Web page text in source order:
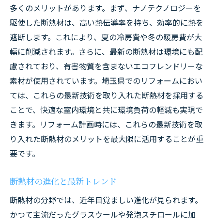
多くのメリットがあります。まず、ナノテクノロジーを
駆使した断熱材は、高い熱伝導率を持ち、効率的に熱を
遮断します。これにより、夏の冷房費や冬の暖房費が大
幅に削減されます。さらに、最新の断熱材は環境にも配
慮されており、有害物質を含まないエコフレンドリーな
素材が使用されています。埼玉県でのリフォームにおい
ては、これらの最新技術を取り入れた断熱材を採用する
ことで、快適な室内環境と共に環境負荷の軽減も実現で
きます。リフォーム計画時には、これらの最新技術を取
り入れた断熱材のメリットを最大限に活用することが重
要です。
断熱材の進化と最新トレンド
断熱材の分野では、近年目覚ましい進化が見られます。
かつて主流だったグラスウールや発泡スチロールに加